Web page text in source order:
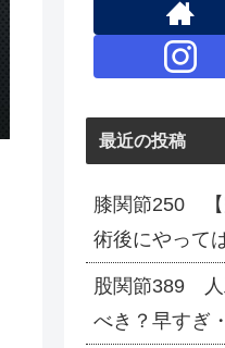
最近の投稿
膝関節250 【
術後にやって
股関節389 人
べき？早すぎ